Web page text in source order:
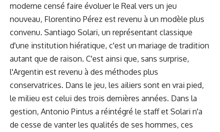
moderne censé faire évoluer le Real vers un jeu
nouveau, Florentino Pérez est revenu à un modèle plus
convenu. Santiago Solari, un représentant classique
d'une institution hiératique, c'est un mariage de tradition
autant que de raison. C'est ainsi que, sans surprise,
l'Argentin est revenu à des méthodes plus
conservatrices. Dans le jeu, les ailiers sont en vrai pied,
le milieu est celui des trois dernières années. Dans la
gestion, Antonio Pintus a réintégré le staff et Solari n'a
de cesse de vanter les qualités de ses hommes, ces